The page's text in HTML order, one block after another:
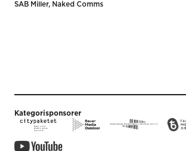
SAB Miller
Naked Comms
Kategorisponsorer